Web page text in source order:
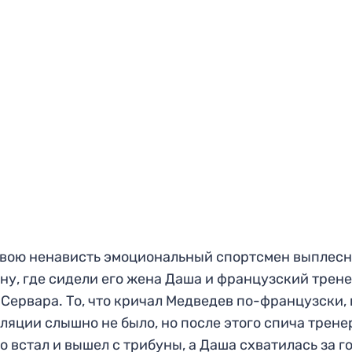
ненависть эмоциональный спортсмен
где сидели его жена Даша и французский
То, что кричал Медведев по-французски,
слышно не было, но после этого спича
встал и вышел с трибуны, а Даша схватилась за